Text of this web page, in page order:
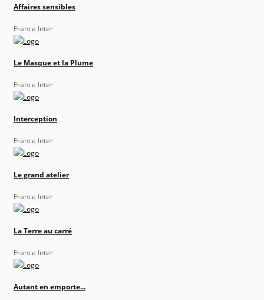
Affaires sensibles
France Inter
Le Masque et la Plume
France Inter
Interception
France Inter
Le grand atelier
France Inter
La Terre au carré
France Inter
Autant en emporte...